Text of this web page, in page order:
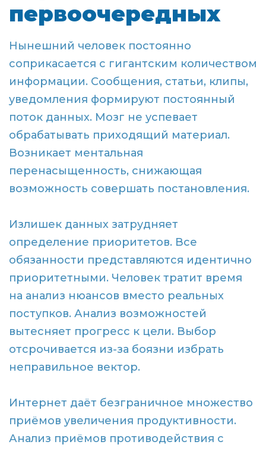
первоочередных
Нынешний человек постоянно
соприкасается с гигантским количеством
информации. Сообщения, статьи, клипы,
уведомления формируют постоянный
поток данных. Мозг не успевает
обрабатывать приходящий материал.
Возникает ментальная
перенасыщенность, снижающая
возможность совершать постановления.
Излишек данных затрудняет
определение приоритетов. Все
обязанности представляются идентично
приоритетными. Человек тратит время
на анализ нюансов вместо реальных
поступков. Анализ возможностей
вытесняет прогресс к цели. Выбор
отсрочивается из-за боязни избрать
неправильное вектор.
Интернет даёт безграничное множество
приёмов увеличения продуктивности.
Анализ приёмов противодействия с